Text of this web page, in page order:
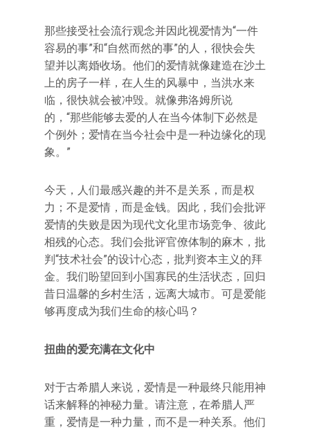
那些接受社会流行观念并因此视爱情为“一件
容易的事”和“自然而然的事”的人，很快会失
望并以离婚收场。他们的爱情就像建造在沙土
上的房子一样，在人生的风暴中，当洪水来
临，很快就会被冲毁。就像弗洛姆所说
的，“那些能够去爱的人在当今体制下必然是
个例外；爱情在当今社会中是一种边缘化的现
象。”
今天，人们最感兴趣的并不是关系，而是权
力；不是爱情，而是金钱。因此，我们会批评
爱情的失败是因为现代文化里市场竞争、彼此
相残的心态。我们会批评官僚体制的麻木，批
判“技术社会”的设计心态，批判资本主义的拜
金。我们盼望回到小国寡民的生活状态，回归
昔日温馨的乡村生活，远离大城市。可是爱能
够再度成为我们生命的核心吗？
扭曲的爱充满在文化中
对于古希腊人来说，爱情是一种最终只能用神
话来解释的神秘力量。请注意，在希腊人严
重，爱情是一种力量，而不是一种关系。他们